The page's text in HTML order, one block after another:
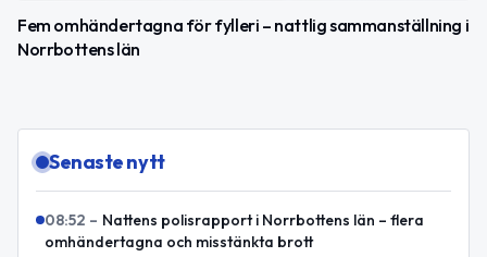
Fem omhändertagna för fylleri – nattlig sammanställning i
Norrbottens län
Senaste nytt
08:52 – Nattens polisrapport i Norrbottens län – flera
omhändertagna och misstänkta brott